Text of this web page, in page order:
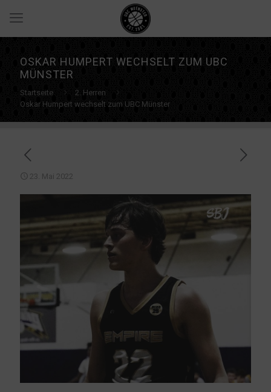
OSKAR HUMPERT WECHSELT ZUM UBC
MÜNSTER
Startseite
2. Herren
Oskar Humpert wechselt zum UBC Münster
23. Mai 2022